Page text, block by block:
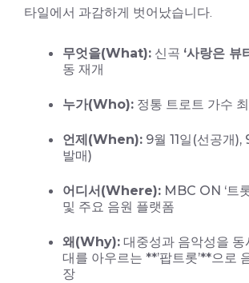
타일에서 과감하게 벗어났습니다.
무엇을(What): 신곡 ‘사랑은 뷰
동 재개
누가(Who): 정통 트로트 가수
언제(When): 9월 11일(선공개
발매)
어디서(Where): MBC ON ‘트
및 주요 음원 플랫폼
왜(Why): 대중성과 음악성을 동
대를 아우르는 **’팝트롯’**으로
장